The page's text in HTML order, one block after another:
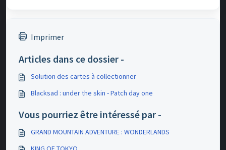
Imprimer
Articles dans ce dossier -
Solution des cartes à collectionner
Blacksad : under the skin - Patch day one
Vous pourriez être intéressé par -
GRAND MOUNTAIN ADVENTURE : WONDERLANDS